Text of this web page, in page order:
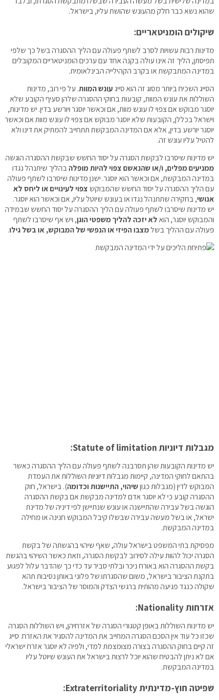
שהוא נשא כבר חלק מהעונש שהושת עליו, בישראל.
שיקולים הומניטאריים:
מדינות רבות עשויות לסרב לשתף פעולה עם הליך ההסגרה בשל כך שלפי
תפיסתן, הליך זה אינו עולה בקנה אחד עם ערכים הומניטאריים המקובלים
במדינה המתבקשת או בקרב הקהילייה הבינלאומית.
הסייג השכיח ביותר מסוג זה הוא סייגעונש המוות. על פי רוב, מדינות
השוללות את עונש המוות, קובעות בחוקי ההסגרה שלהן סעיף הקובע שלא
יוסגר מבוקש אם צפוי לו עונש מוות, אם וכאשר יוסגר ויורשע בדין. יש מדינות,
וישראל בכללן, הקובעות שלא יוסגר מבוקש אם צפוי לו עונש מוות אם וכאשר
יוסגר יורשע בדין, אלא אם המדינה המבקשת תתחייב להמתיק את דינו ולא
להטיל עליו עונש זה.
יש מדינות שיסרבו לבקשת הסגרה על יסוד החשש שבקשת ההסגרה הוגשה
ממניעים מפלים, ו/או שהנאשם צפוי להיות מופלהבהליך שיתנהל נגדו
במדינה המבקשת, אם וכאשר הוא יוסגר. ישנן מדינות שיסרבו לשתף פעולה
עם הליך ההסגרה על יסוד החשש שהמבוקש צפוי לעינויים או ליחס לא
אנושי, בחקירה שתתנהל נגדו או בעונש שיוטל עליו, אם וכאשר הוא יוסגר.
יש מדינות שיסרבו לשתף פעולה עם הליך ההסגרה על יסוד החשש שבמידה
והמבוקש יוסגר, הואלא יזכה להליך משפטי הוגן, ויש אף שיסרבו לשתף
פעולה עם ההליך בשלמצבו הפיזי או הנפשי של המבוקש, או בשל גילו.
מגבלות דיוניות Statute of limitation
:
יש מדינות הקובעות שהן תסרבנה לשתף פעולה עם הליך ההסגרה כאשר
בהתאם לחוקי המדינה, קיימות מגבלות דיוניות השוללות את העמדת
המבוקש לדין (מגבלות כגוןשיהוי, התיישנות וכדומה). בישראל, חוק
ההסגרה קובע כי לא יוסגר אדם למדינה מבקשת אם בקשת ההסגרה
הוגשה בשל עבירה שהתיישנה או עונש שנתיישן לפי דיניה של מדינת
ישראל, או בשל מעשה עבירה שבשלו קיבל המבוקש חנינה או מחילה
במדינה המבקשת.
מפסיקת בתי המשפט בישראל עולה, שאף שיהוי בהגשתה של בקשת
הסגרה יכול להוות עילה לסירוב לבקשת הסגרה, וזאת כאשר השיהוי בהגשת
בקשת ההסגרה הוא באורח ניכר ובלתי סביר עד כדי כך שהדבר עלול לפגוע
בתקנת הציבור בישראל, משום שהסגרתו של פלוני באותן נסיבות תהא
שקולה כנגד פגיעה מהותית ברגשי הצדק והמוסר של הציבור בישראל.
אזרחותNationality
:
יש מדינות השוללות באופן קטגורי הסגרה של אזרחיהן, ויש השוללות הסגרה
שכזו כל עוד אין הסכם הסגרה המחייב את המדינה להסגיר את האזרח. סייג
זה קיים בחוק ההסגרה בצורה מצומצמת למדי, ולפיה לא יוסגר אזרח ישראלי
אם לא ניתן להבטיח שהוא יוכל לרצות בישראל את העונש שיוטל עליו
במדינה המבקשת.
שפיטה חוץ-מדינתית Extraterritoriality: